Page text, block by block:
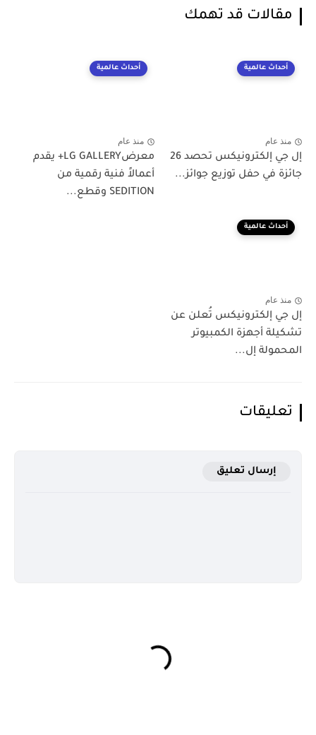
مقالات قد تهمك
أحداث عالمية
منذ عام
إل جي إلكترونيكس تحصد 26
جائزة في حفل توزيع جوائز...
أحداث عالمية
منذ عام
معرضLG GALLERY+ يقدم
أعمالاً فنية رقمية من
SEDITION وقطع...
أحداث عالمية
منذ عام
إل جي إلكترونيكس تُعلن عن
تشكيلة أجهزة الكمبيوتر
المحمولة إل...
تعليقات
إرسال تعليق